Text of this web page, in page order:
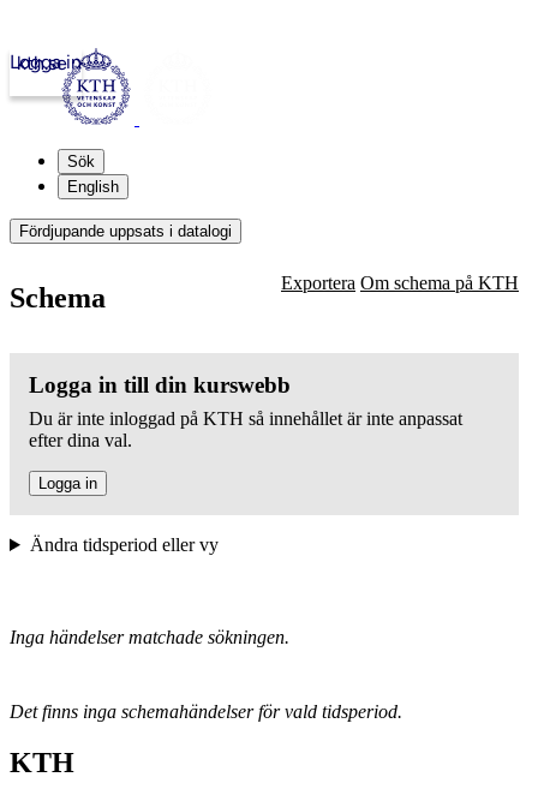
kth.se
Logga in
Sök
English
Fördjupande uppsats i datalogi
Schema Exportera Om schema på KTH
Logga in till din kurswebb
Du är inte inloggad på KTH så innehållet är inte anpassat
efter dina val.
Logga in
Ändra tidsperiod eller vy
Inga händelser matchade sökningen.
Det finns inga schemahändelser för vald tidsperiod.
KTH